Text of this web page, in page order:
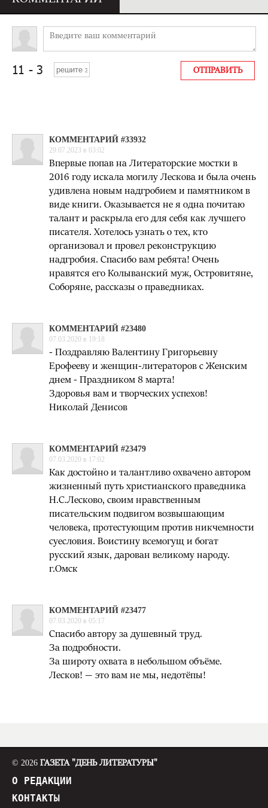
КОММЕНТАРИЙ #33932
29.07.2023 в 03:02
Впервые попав на Литераторские мостки в
2016 году искала могилу Лескова и была очень
удивлена новым надгробием и памятником в
виде книги. Оказывается не я одна почитаю
талант и раскрыла его для себя как лучшего
писателя. Хотелось узнать о тех, кто
организовал и провел реконструкцию
надгробия. Спасибо вам ребята! Очень
нравятся его Колыванский муж, Островитяне,
Соборяне, рассказы о праведниках.
КОММЕНТАРИЙ #23480
07.03.2020 в 19:18
- Поздравляю Валентину Григорьевну
Ерофееву и женщин-литераторов с Женским
днем - Праздником 8 марта!
Здоровья вам и творческих успехов!
Николай Денисов
КОММЕНТАРИЙ #23479
07.03.2020 в 17:02
Как достойно и талантливо охвачено автором
жизненный путь христианского праведника
Н.С.Лесково, своим нравственным
писательским подвигом возвышающим
человека, протестующим против никчемности
суесловия. Воистину всемогущ и богат
русский язык, дарован великому народу.
г.Омск
КОММЕНТАРИЙ #23477
07.03.2020 в 05:17
Спасибо автору за душевный труд.
За подробности.
За широту охвата в небольшом объёме.
Лесков! — это вам не мы, недотёпы!
© 2026 ГАЗЕТА "ДЕНЬ ЛИТЕРАТУРЫ"
О РЕДАКЦИИ
КОНТАКТЫ